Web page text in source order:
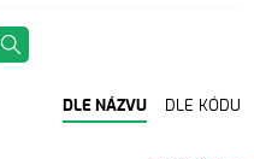
DLE NÁZVU DLE KÓDU